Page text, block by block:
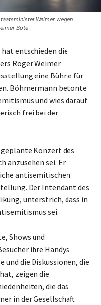
Weimer wegen
Bote
entschieden die
Roger Weimer
eine Bühne für
Böhmermann betonte
und wies darauf
frei bei der
Konzert des
anzusehen sei. Er
antisemitischen
Der Intendant des
unterstrich, dass in
sei.
Shows und
ihre Handys
und die Diskussionen, die
zeigen die
die das
in der Gesellschaft